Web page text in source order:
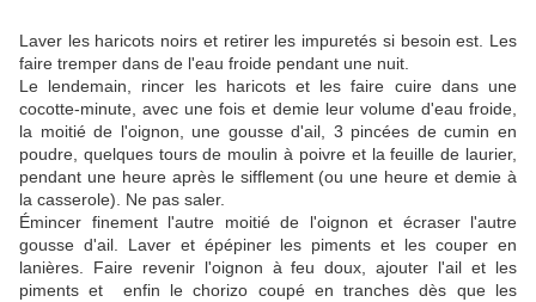
Laver les haricots noirs et retirer les impuretés si besoin est. Les
faire tremper dans de l'eau froide pendant une nuit.
Le lendemain, rincer les haricots et les faire cuire dans une
cocotte-minute, avec une fois et demie leur volume d'eau froide,
la moitié de l'oignon, une gousse d'ail, 3 pincées de cumin en
poudre, quelques tours de moulin à poivre et la feuille de laurier,
pendant une heure après le sifflement (ou une heure et demie à
la casserole). Ne pas saler.
Émincer finement l'autre moitié de l'oignon et écraser l'autre
gousse d'ail. Laver et épépiner les piments et les couper en
lanières. Faire revenir l'oignon à feu doux, ajouter l'ail et les
piments et enfin le chorizo coupé en tranches dès que les